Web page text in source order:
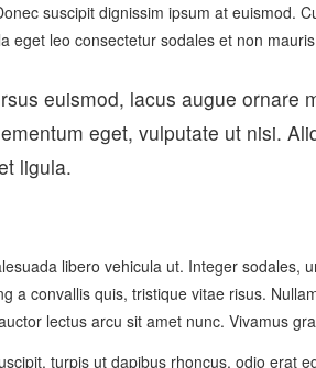
suscipit dignissim ipsum at euismod.
eget leo consectetur sodales et non
euismod, lacus augue
eget, vulputate ut nisi.
ligula.
libero vehicula ut. Integer
a convallis quis, tristique vitae risus.
lectus arcu sit amet nunc. Vivamus
turpis ut dapibus rhoncus, odio erat